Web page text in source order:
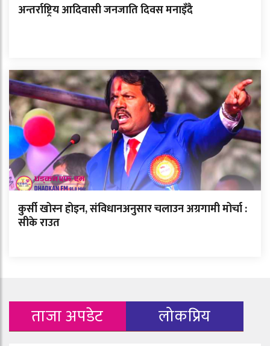
अन्तर्राष्ट्रिय आदिवासी जनजाति दिवस मनाइँदै
कुर्सी खोस्न होइन, संविधानअनुसार चलाउन अग्रगामी मोर्चा :
सीके राउत
ताजा अपडेट लोकप्रिय